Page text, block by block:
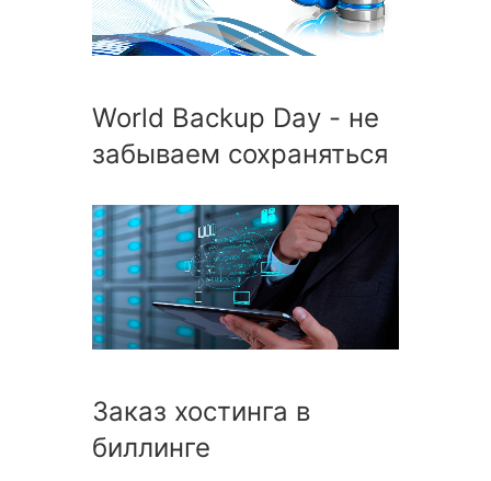
World Backup Day - не
забываем сохраняться
Заказ хостинга в
биллинге